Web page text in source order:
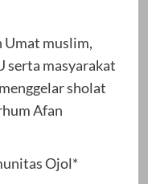
Umat muslim,
serta masyarakat
sholat
Afan
Ojol*